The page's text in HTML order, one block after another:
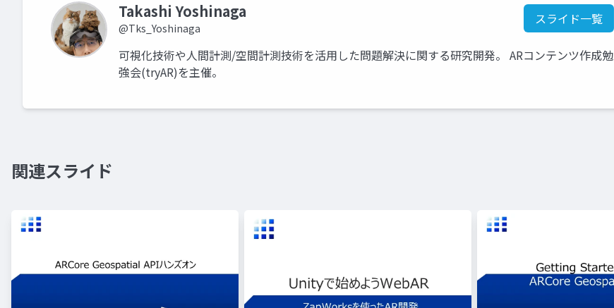
Takashi Yoshinaga
@Tks_Yoshinaga
スライド一覧
可視化技術や人間計測/空間計測技術を活用した問題解決に関する研究開発。 ARコンテンツ作成勉
強会(tryAR)を主催。
関連スライド